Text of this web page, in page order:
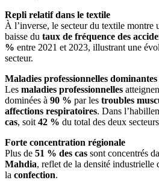
Repli relatif dans le textile
À l’inverse, le secteur du textile montre
baisse du taux de fréquence des
% entre 2021 et 2023, illustrant une
secteur.
Maladies professionnelles dominantes
Les maladies professionnelles
dominées à 90 % par les troubles
affections respiratoires. Dans
cas, soit 42 % du total des deux
Forte concentration régionale
Plus de 51 % des cas sont concentrés
Mahdia, reflet de la densité industrielle
la confection.